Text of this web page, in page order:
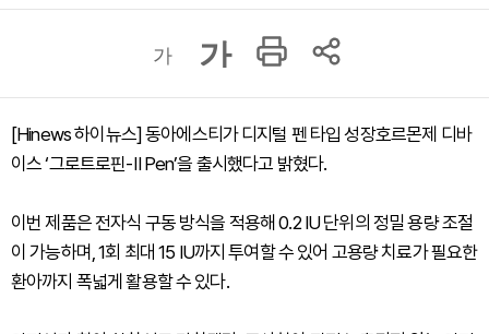
가 가
[Hinews 하이뉴스] 동아에스티가 디지털 펜 타입 성장호르몬제 디바
이스 ‘그로트로핀-Ⅱ Pen’을 출시했다고 밝혔다.
이번 제품은 전자식 구동 방식을 적용해 0.2 IU 단위의 정밀 용량 조절
이 가능하며, 1회 최대 15 IU까지 투여할 수 있어 고용량 치료가 필요한
환아까지 폭넓게 활용할 수 있다.